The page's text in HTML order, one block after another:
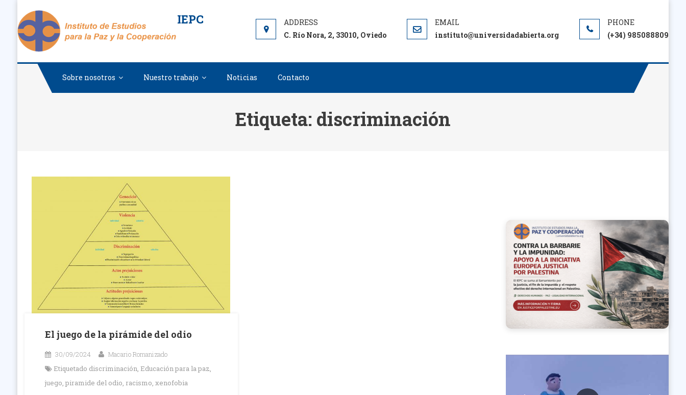
al
contenido
IEPC
C. Río Nora, 2, 33010, Oviedo instituto@universidadabierta.org (+34) 985088809
Sobre nosotros Nuestro trabajo Noticias Contacto
Etiqueta: discriminación
El juego de la pirámide del odio
30/09/2024
Macario Romanizado
Etiquetado discriminación, Educación para la paz,
juego, piramide del odio, racismo, xenofobia